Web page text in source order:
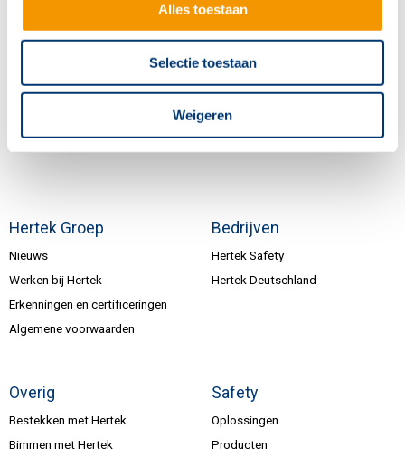
Alles toestaan
Selectie toestaan
Weigeren
Hertek Groep
Nieuws
Werken bij Hertek
Erkenningen en certificeringen
Algemene voorwaarden
Bedrijven
Hertek Safety
Hertek Deutschland
Overig
Bestekken met Hertek
Bimmen met Hertek
Safety
Oplossingen
Producten
Inschrijven nieuwsbrief